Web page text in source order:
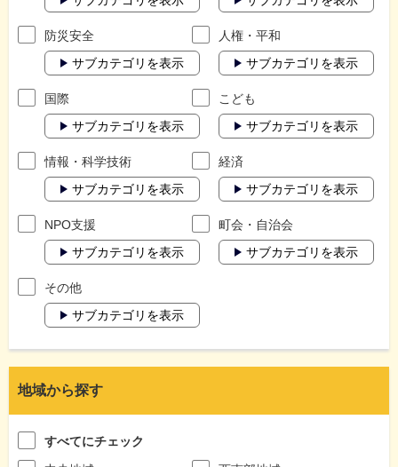
防災安全
サブカテゴリを表示
人権・平和
サブカテゴリを表示
国際
サブカテゴリを表示
こども
サブカテゴリを表示
情報・科学技術
サブカテゴリを表示
経済
サブカテゴリを表示
NPO支援
サブカテゴリを表示
町会・自治会
サブカテゴリを表示
その他
サブカテゴリを表示
地域から探す
すべてにチェック